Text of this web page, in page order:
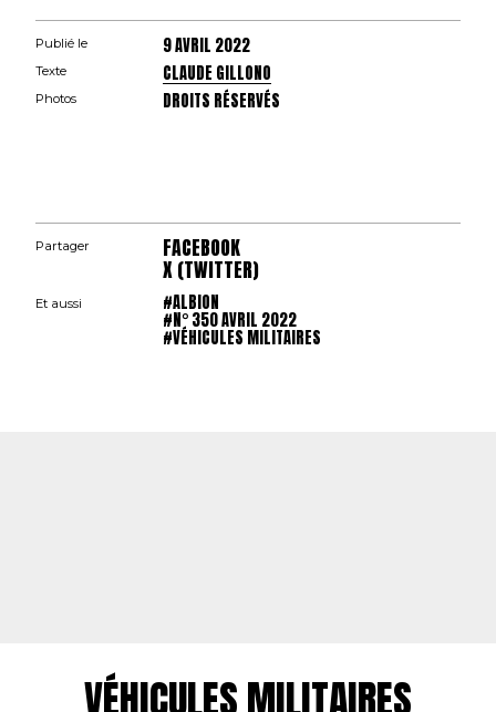
Publié le 9 AVRIL 2022
Texte CLAUDE GILLONO
Photos DROITS RÉSERVÉS
Partager FACEBOOK
X (TWITTER)
Et aussi #ALBION
#N° 350 AVRIL 2022
#VÉHICULES MILITAIRES